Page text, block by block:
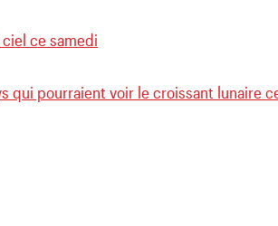
ce samedi
qui pourraient voir le croissant lunaire